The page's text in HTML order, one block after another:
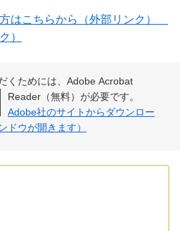
はこちらから（外部リンク）
）
くためには、Adobe Acrobat
Reader（無料）が必要です。
Adobe社のサイトからダウンロー
ドウが開きます）